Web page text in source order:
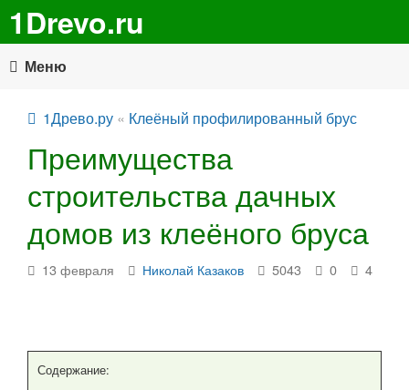
1Drevo.ru
Меню
1Древо.ру « Клеёный профилированный брус
Преимущества
строительства дачных
домов из клеёного бруса
13 февраля Николай Казаков 5043 0 4
Содержание: